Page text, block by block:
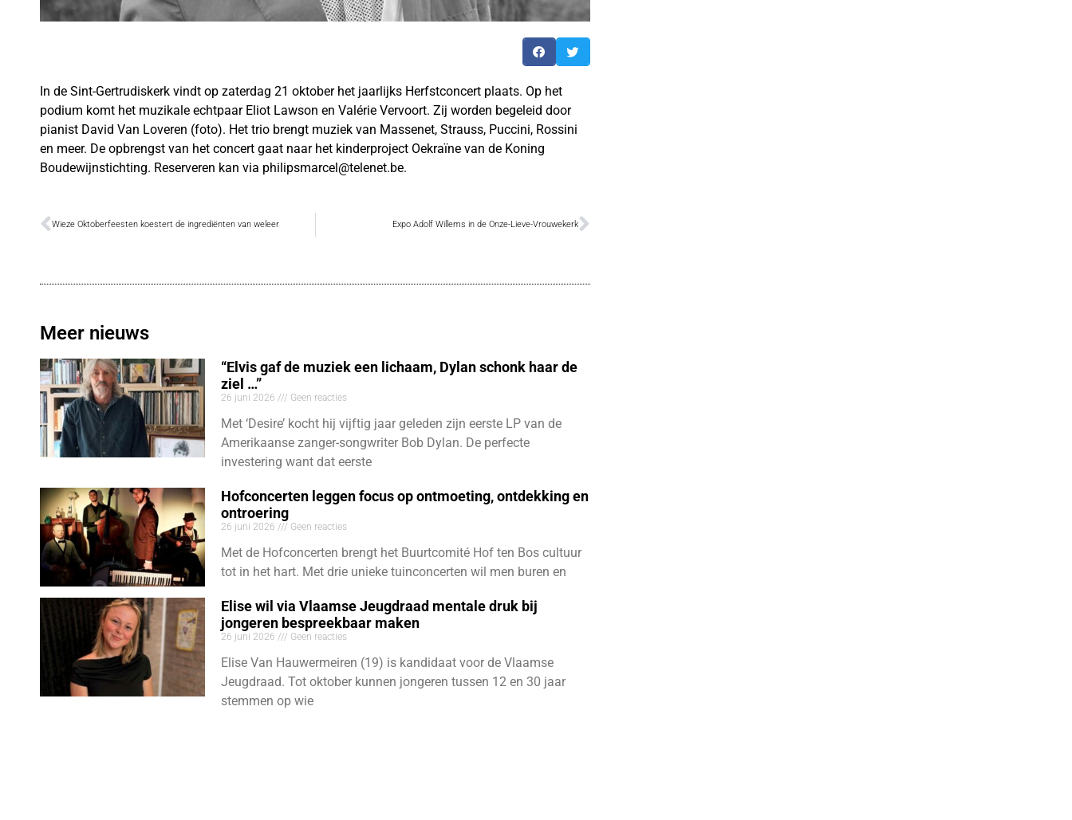
In de Sint-Gertrudiskerk vindt op zaterdag 21 oktober het jaarlijks Herfstconcert plaats. Op het
podium komt het muzikale echtpaar Eliot Lawson en Valérie Vervoort. Zij worden begeleid door
pianist David Van Loveren (foto). Het trio brengt muziek van Massenet, Strauss, Puccini, Rossini
en meer. De opbrengst van het concert gaat naar het kinderproject Oekraïne van de Koning
Boudewijnstichting. Reserveren kan via philipsmarcel@telenet.be.
Wieze Oktoberfeesten koestert de ingrediënten van weleer Expo Adolf Willems in de Onze-Lieve-Vrouwekerk
Meer nieuws
“Elvis gaf de muziek een lichaam, Dylan schonk haar de
ziel …”
26 juni 2026 Geen reacties
Met ‘Desire’ kocht hij vijftig jaar geleden zijn eerste LP van de
Amerikaanse zanger-songwriter Bob Dylan. De perfecte
investering want dat eerste
Hofconcerten leggen focus op ontmoeting, ontdekking en
ontroering
26 juni 2026 Geen reacties
Met de Hofconcerten brengt het Buurtcomité Hof ten Bos cultuur
tot in het hart. Met drie unieke tuinconcerten wil men buren en
Elise wil via Vlaamse Jeugdraad mentale druk bij
jongeren bespreekbaar maken
26 juni 2026 Geen reacties
Elise Van Hauwermeiren (19) is kandidaat voor de Vlaamse
Jeugdraad. Tot oktober kunnen jongeren tussen 12 en 30 jaar
stemmen op wie